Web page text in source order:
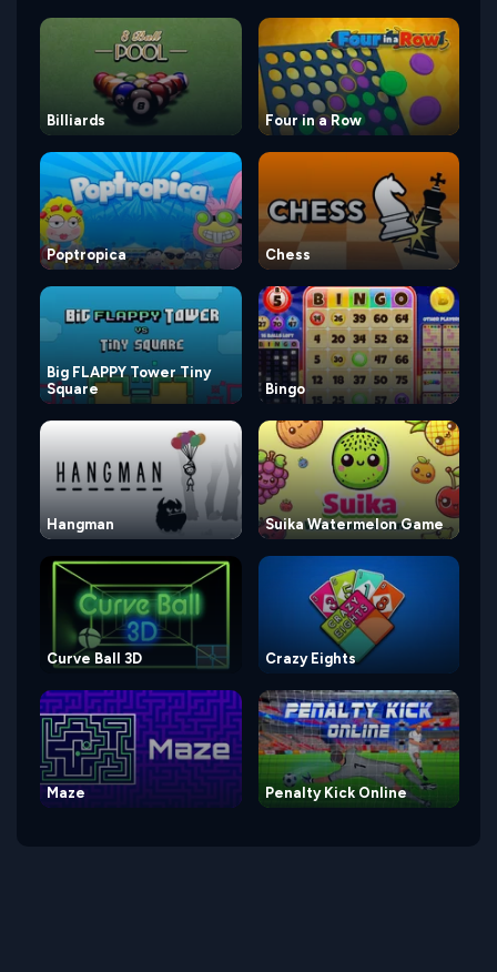
Billiards Four in a Row
Poptropica Chess
Big FLAPPY Tower Tiny
Square
Bingo
Hangman Suika Watermelon Game
Curve Ball 3D Crazy Eights
Maze Penalty Kick Online